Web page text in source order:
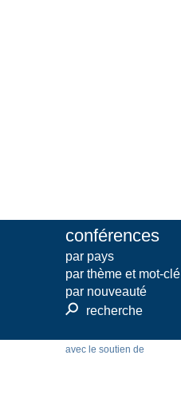
conférences
par pays
par thème et mot-clé
par nouveauté
⚲ recherche
avec le soutien de